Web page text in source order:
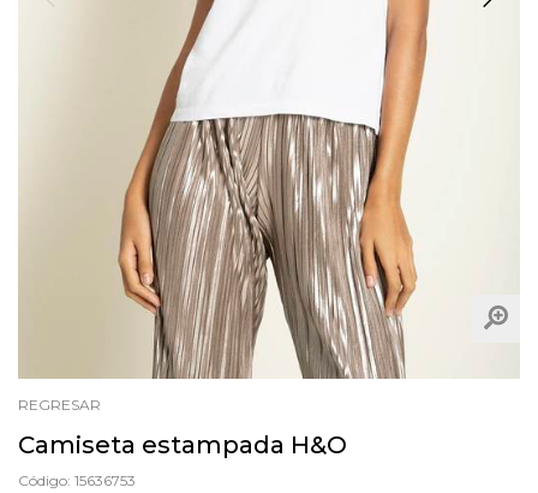
REGRESAR
Camiseta estampada H&O
Código: 15636753